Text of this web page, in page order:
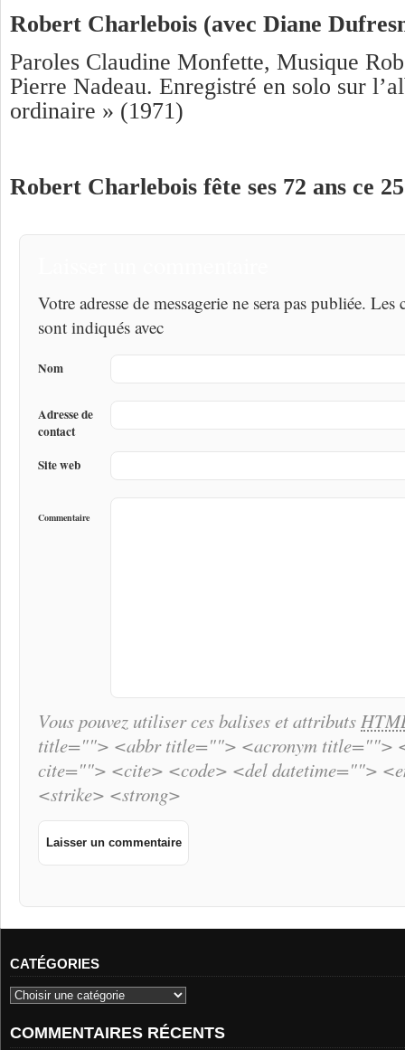
Robert Charlebois (avec Diane
Paroles Claudine Monfette, Musique
Pierre Nadeau. Enregistré en solo sur
ordinaire » (1971)
Robert Charlebois fête ses 72 ans ce
Votre adresse de messagerie ne sera pas publiée.
sont indiqués avec
Nom
Adresse de
contact
Site web
Commentaire
Vous pouvez utiliser ces balises et attributs
title=""> <abbr title=""> <acronym title="">
cite=""> <cite> <code> <del datetime="">
<strike> <strong>
CATÉGORIES
COMMENTAIRES RÉCENTS